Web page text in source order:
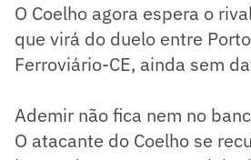
O Coelho agora espera o
que virá do duelo entre
Ferroviário-CE, ainda sem
Ademir não fica nem no
O atacante do Coelho se